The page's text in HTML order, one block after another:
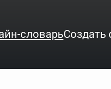
словарьСоздать